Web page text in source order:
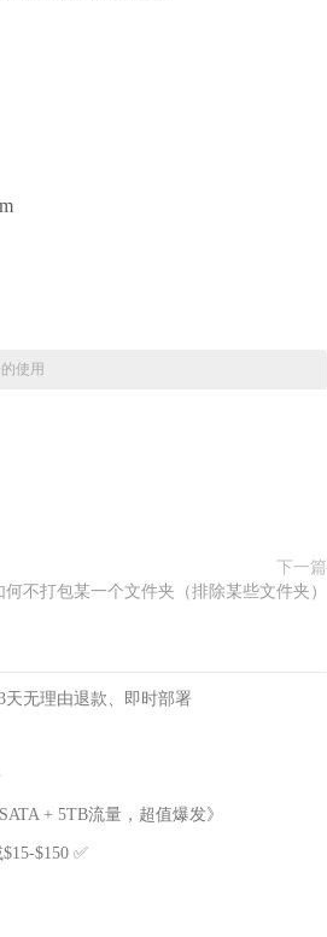
使用
下一篇
何不打包某一个文件夹（排除某些文件夹）
天无理由退款、即时部署
+ 5TB流量，超值爆发》
$150 ✅